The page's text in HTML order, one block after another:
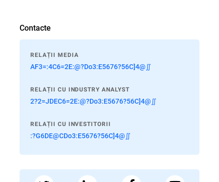
Contacte
RELAȚII MEDIA
AF3=:4C6=2E:@?Do3:E5676?56C]4@∬
RELAȚII CU INDUSTRY ANALYST
2?2=JDEC6=2E:@?Do3:E5676?56C]4@∬
RELAȚII CU INVESTITORII
:?G6DE@CDo3:E5676?56C]4@∬